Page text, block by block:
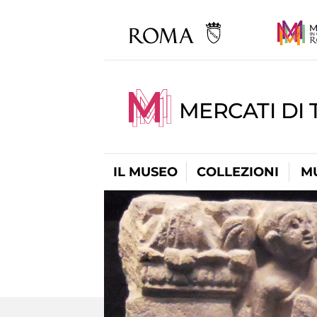
MERCATI DI
IL MUSEO COLLEZIONI